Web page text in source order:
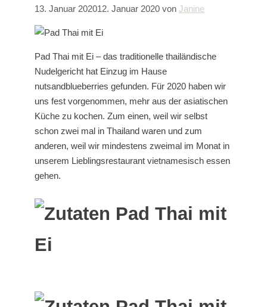
13. Januar 202012. Januar 2020 von Janine
Pad Thai mit Ei – das traditionelle thailändische
Nudelgericht hat Einzug im Hause
nutsandblueberries gefunden. Für 2020 haben wir
uns fest vorgenommen, mehr aus der asiatischen
Küche zu kochen. Zum einen, weil wir selbst
schon zwei mal in Thailand waren und zum
anderen, weil wir mindestens zweimal im Monat in
unserem Lieblingsrestaurant vietnamesisch essen
gehen.